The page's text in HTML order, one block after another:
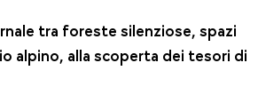
tra foreste silenziose, spazi
alpino, alla scoperta dei tesori di